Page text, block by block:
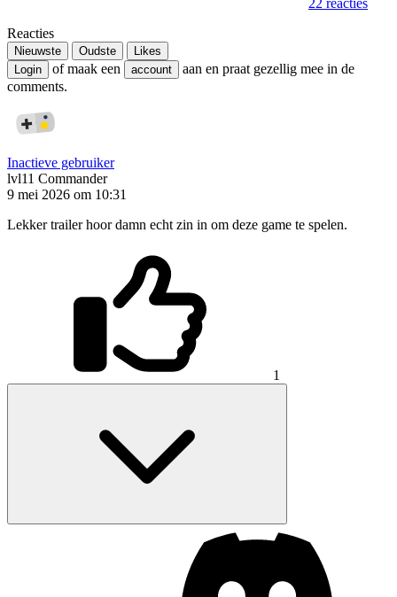
22 reacties
Reacties
Nieuwste Oudste
Likes
Login
of maak een account
aan en praat gezellig mee in de
comments.
Inactieve gebruiker
lvl11 Commander
9 mei 2026 om 10:31
Lekker trailer hoor damn echt zin in om deze game te spelen.
1